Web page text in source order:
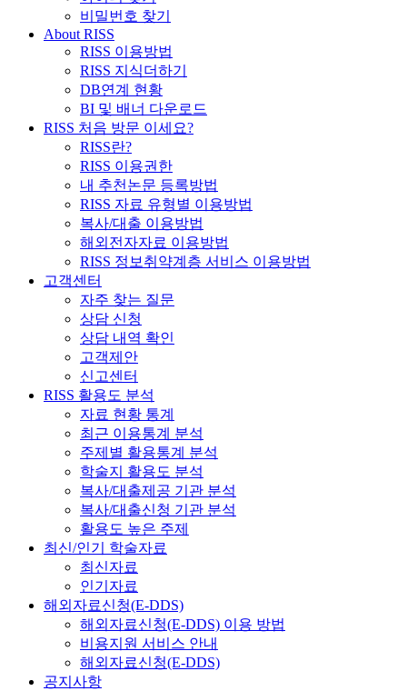
비밀번호 찾기
About RISS
RISS 이용방법
RISS 지식더하기
DB연계 현황
BI 및 배너 다운로드
RISS 처음 방문 이세요?
RISS란?
RISS 이용권한
내 추천논문 등록방법
RISS 자료 유형별 이용방법
복사/대출 이용방법
해외전자자료 이용방법
RISS 정보취약계층 서비스 이용방법
고객센터
자주 찾는 질문
상담 신청
상담 내역 확인
고객제안
신고센터
RISS 활용도 분석
자료 현황 통계
최근 이용통계 분석
주제별 활용통계 분석
학술지 활용도 분석
복사/대출제공 기관 분석
복사/대출신청 기관 분석
활용도 높은 주제
최신/인기 학술자료
최신자료
인기자료
해외자료신청(E-DDS)
해외자료신청(E-DDS) 이용 방법
비용지원 서비스 안내
해외자료신청(E-DDS)
공지사항